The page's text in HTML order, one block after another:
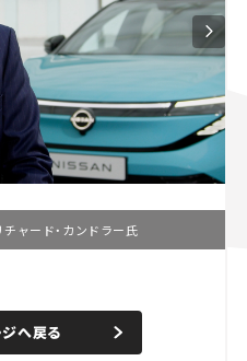
ャード・カンドラー氏
n
e
d
へ戻る